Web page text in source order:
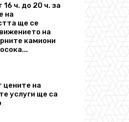
16 ч. до 20 ч. за
на
ще се
на
камиони
цените на
услуги ще са